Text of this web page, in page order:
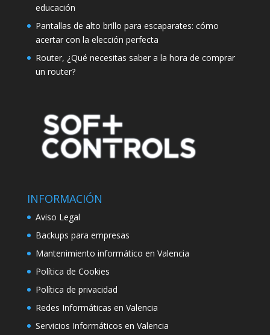
educación
Pantallas de alto brillo para escaparates: cómo
acertar con la elección perfecta
Router, ¿Qué necesitas saber a la hora de comprar
un router?
INFORMACIÓN
Aviso Legal
Backups para empresas
Mantenimiento informático en Valencia
Política de Cookies
Política de privacidad
Redes Informáticas en Valencia
Servicios Informáticos en Valencia